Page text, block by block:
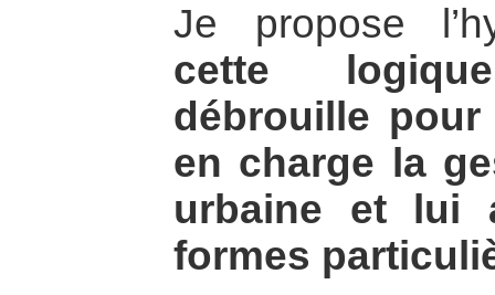
Je propose
cette
débrouille
en charge la
urbaine et lui
formes